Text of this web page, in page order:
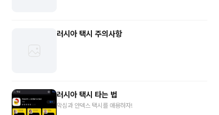
러시아 택시 주의사항
러시아 택시 타는 법
막심과 얀덱스 택시를 애용하자!